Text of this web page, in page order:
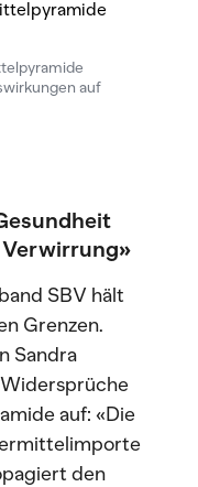
auf
SBV hält
Grenzen.
Sandra
auf: «Die
den